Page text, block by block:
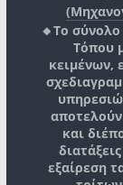
🔸Το
Τόπου
κειμένων,
και
εξαίρεση